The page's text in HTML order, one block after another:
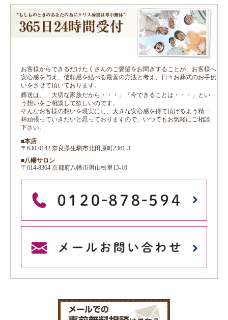
お客様からできるだけたくさんのご要望をお聞きすることが、お客様へ
安心感を与え、信頼感を結べる最善の方法と考え、日々お葬式のお手伝
いをさせて頂いております。
葬送は、「大切な家族だから・・・」「今できることは・・・」とい
う想いをご相談して欲しいのです。
そんなお客様の想いを現実にし、大きな安心感を得て頂けるよう精一
杯頑張っていきたいと思っておりますので、いつでもお気軽にご相談
下さい。
■本店
〒630-0142 奈良県生駒市北田原町2361-3
■八幡サロン
〒614-8364 京都府八幡市男山松里15-10